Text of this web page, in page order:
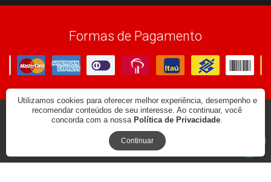
Formas de Pagamento
© 2026CARLOS ANDRADE. CNPJ: 131010438-75
BY COMMERCEPLUS
Utilizamos cookies para oferecer melhor experiência, desempenho e
recomendar conteúdos de seu interesse. Ao continuar, você
concorda com a nossa Política de Privacidade.
Continuar